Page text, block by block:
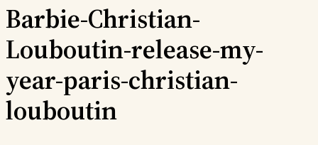
Barbie-Christian-
Louboutin-release-my-
year-paris-christian-
louboutin